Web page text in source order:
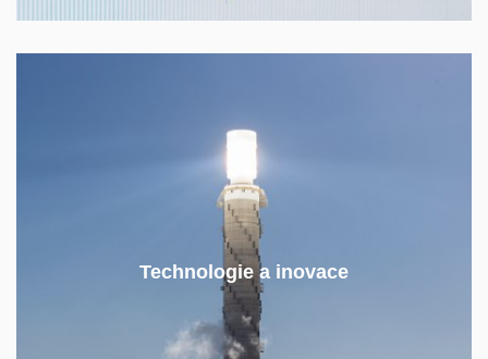
Technologie a inovace
Jak fungují současné a nastupující energetické
technologie?
Jakým způsobem jejich limity omezují možnosti
energetické politiky?